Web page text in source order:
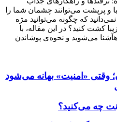
و پرپشت می‌توانند چشمان شما را
نمی‌دانید که چگونه می‌توانید مژه
کشت کنید؟ در این مقاله، با
می‌شوید و نحوه‌ی پوشاندن
وقتی «امنیت» بهانه می‌شود
چه می‌کنید؟